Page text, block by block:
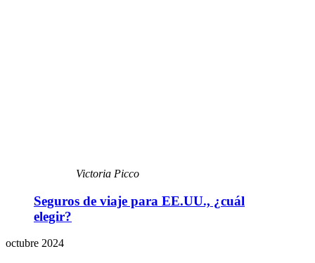
Victoria Picco
Seguros de viaje para EE.UU., ¿cuál
elegir?
octubre 2024